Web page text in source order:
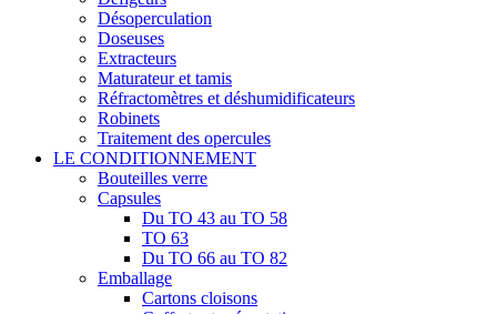
Désoperculation
Doseuses
Extracteurs
Maturateur et tamis
Réfractomètres et déshumidificateurs
Robinets
Traitement des opercules
LE CONDITIONNEMENT
Bouteilles verre
Capsules
Du TO 43 au TO 58
TO 63
Du TO 66 au TO 82
Emballage
Cartons cloisons